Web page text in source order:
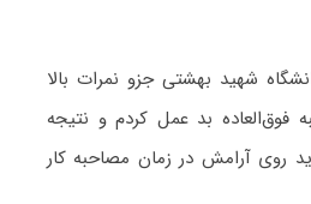
شهید بهشتی جزو نمرات بالا
فوق‌العاده بد عمل کردم و نتیجه
روی آرامش در زمان مصاحبه کار